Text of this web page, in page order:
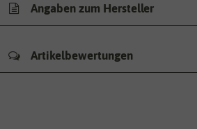
Angaben zum Hersteller
Artikelbewertungen